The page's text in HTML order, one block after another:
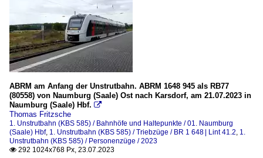
ABRM am Anfang der Unstrutbahn. ABRM 1648 945 als RB77
(80558) von Naumburg (Saale) Ost nach Karsdorf, am 21.07.2023 in
Naumburg (Saale) Hbf. 
Thomas Fritzsche
1. Unstrutbahn (KBS 585) / Bahnhöfe und Haltepunkte / 01. Naumburg
(Saale) Hbf, 1. Unstrutbahn (KBS 585) / Triebzüge / BR 1 648 | Lint 41.2, 1.
Unstrutbahn (KBS 585) / Personenzüge / 2023
 292 1024x768 Px, 23.07.2023